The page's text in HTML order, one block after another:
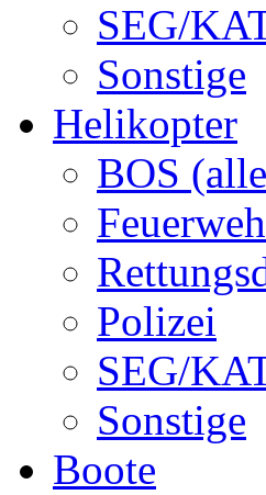
SEG/
Sonstige
Helikopter
BOS
Polizei
SEG/
Sonstige
Boote